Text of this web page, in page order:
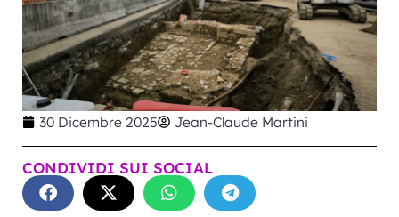
30 Dicembre 2025 Jean-Claude Martini
CONDIVIDI SUI SOCIAL